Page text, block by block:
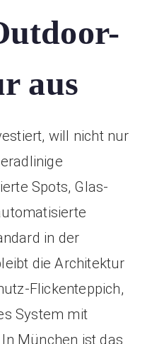
aus
will nicht nur
Spots, Glas-
in der
die Architektur
Flickenteppich,
System mit
München ist das